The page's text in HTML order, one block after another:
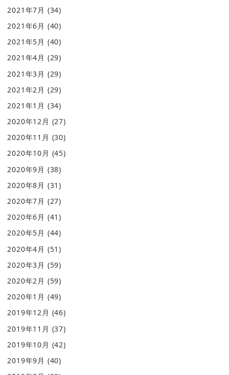
2021年7月 (34)
2021年6月 (40)
2021年5月 (40)
2021年4月 (29)
2021年3月 (29)
2021年2月 (29)
2021年1月 (34)
2020年12月 (27)
2020年11月 (30)
2020年10月 (45)
2020年9月 (38)
2020年8月 (31)
2020年7月 (27)
2020年6月 (41)
2020年5月 (44)
2020年4月 (51)
2020年3月 (59)
2020年2月 (59)
2020年1月 (49)
2019年12月 (46)
2019年11月 (37)
2019年10月 (42)
2019年9月 (40)